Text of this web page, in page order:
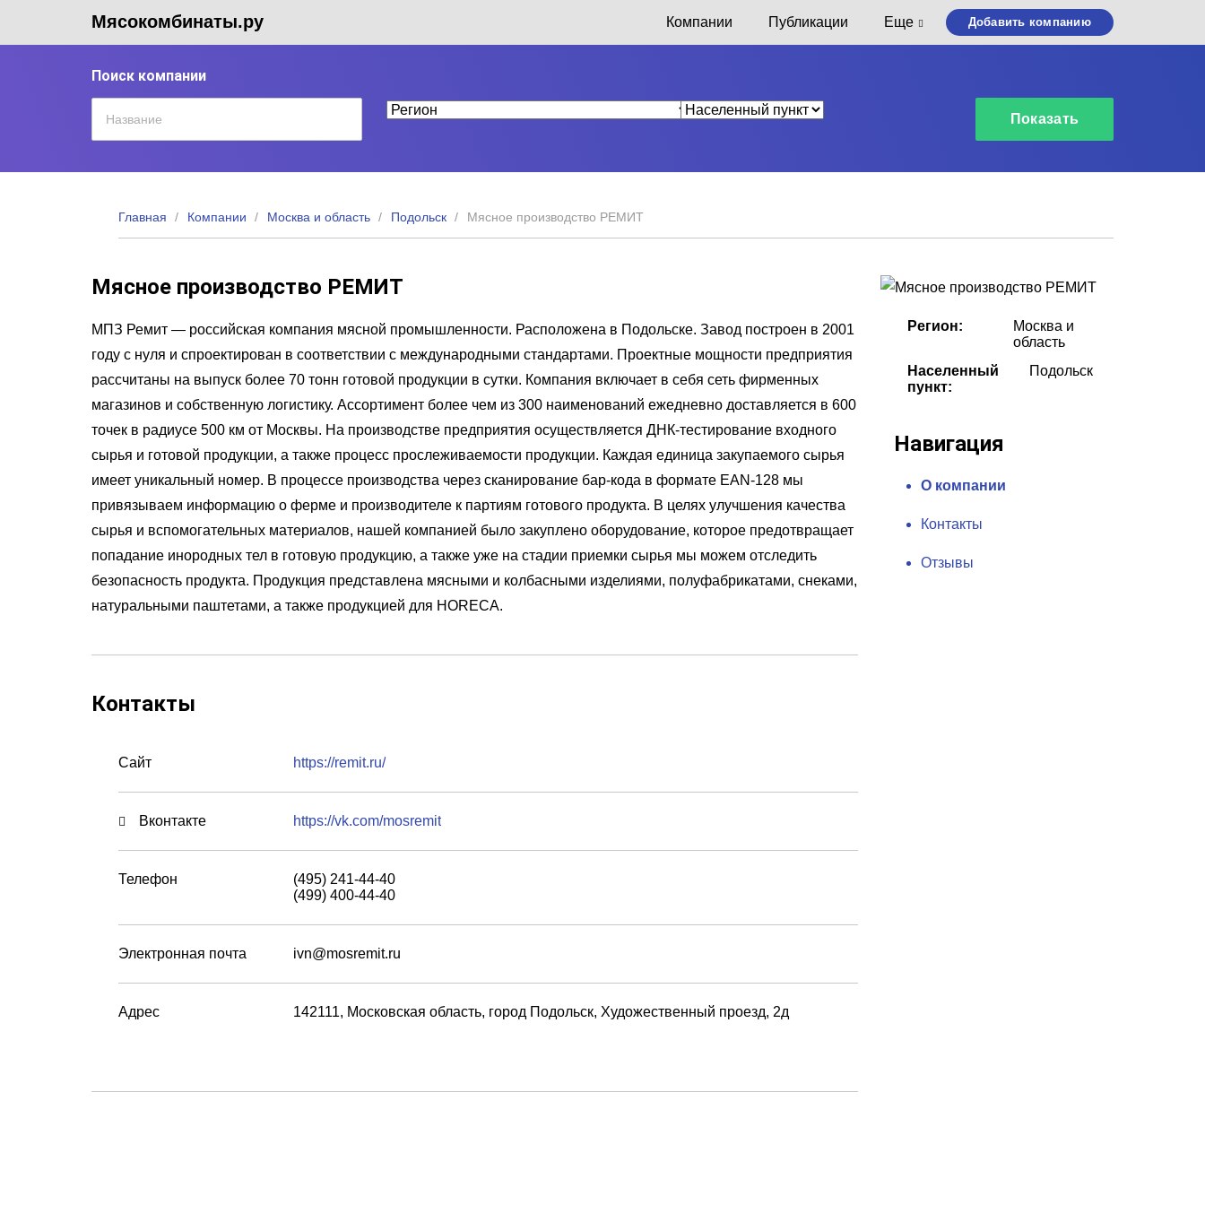
Мясокомбинаты.ру Компании Публикации Еще Добавить компанию
Поиск компании
Главная Компании Москва и область Подольск Мясное производство РЕМИТ
Мясное производство РЕМИТ
МПЗ Ремит — российская компания мясной промышленности. Расположена в Подольске. Завод построен в 2001
году с нуля и спроектирован в соответствии с международными стандартами. Проектные мощности предприятия
рассчитаны на выпуск более 70 тонн готовой продукции в сутки. Компания включает в себя сеть фирменных
магазинов и собственную логистику. Ассортимент более чем из 300 наименований ежедневно доставляется в 600
точек в радиусе 500 км от Москвы. На производстве предприятия осуществляется ДНК-тестирование входного
сырья и готовой продукции, а также процесс прослеживаемости продукции. Каждая единица закупаемого сырья
имеет уникальный номер. В процессе производства через сканирование бар-кода в формате ЕАN-128 мы
привязываем информацию о ферме и производителе к партиям готового продукта. В целях улучшения качества
сырья и вспомогательных материалов, нашей компанией было закуплено оборудование, которое предотвращает
попадание инородных тел в готовую продукцию, а также уже на стадии приемки сырья мы можем отследить
безопасность продукта. Продукция представлена мясными и колбасными изделиями, полуфабрикатами, снеками,
натуральными паштетами, а также продукцией для HORECA.
Контакты
Сайт https://remit.ru/
Вконтакте https://vk.com/mosremit
Телефон
(495) 241-44-40
(499) 400-44-40
Электронная почта ivn@mosremit.ru
Адрес 142111, Московская область, город Подольск, Художественный проезд, 2д
Регион:
Москва и
область
Населенный
пункт:
Подольск
Навигация
О компании
Контакты
Отзывы